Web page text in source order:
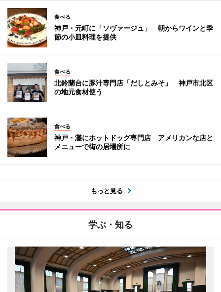
食べる
神戸・元町に「ソヴァージュ」 朝からワインと季
節の小皿料理を提供
食べる
北鈴蘭台に豚汁専門店「だしとみそ」 神戸市北区
の地元食材使う
食べる
神戸・灘にホットドッグ専門店 アメリカンな店と
メニューで街の居場所に
もっと見る
学ぶ・知る